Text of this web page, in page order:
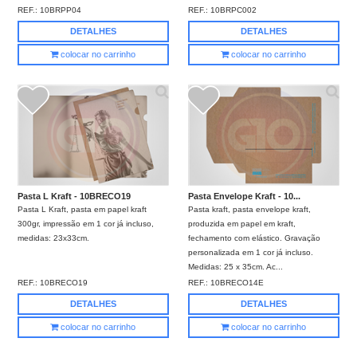
REF.: 10BRPP04
DETALHES
colocar no carrinho
REF.: 10BRPC002
DETALHES
colocar no carrinho
Pasta L Kraft - 10BRECO19
Pasta L Kraft, pasta em papel kraft
300gr, impressão em 1 cor já incluso,
medidas: 23x33cm.
REF.: 10BRECO19
DETALHES
colocar no carrinho
Pasta Envelope Kraft - 10...
Pasta kraft, pasta envelope kraft,
produzida em papel em kraft,
fechamento com elástico. Gravação
personalizada em 1 cor já incluso.
Medidas: 25 x 35cm. Ac...
REF.: 10BRECO14E
DETALHES
colocar no carrinho